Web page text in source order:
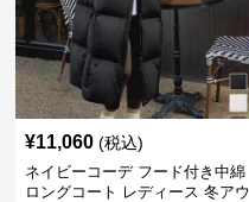
¥11,060 (税込)
ネイビーコーデ フード付き中綿
ロングコート レディース 冬アウ